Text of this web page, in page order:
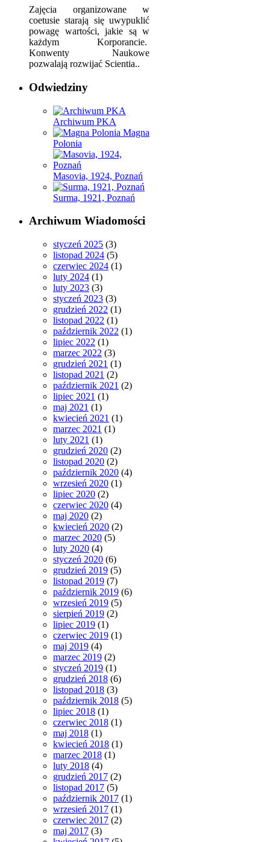
Zajęcia organizowane w
coetusie starają się uwypuklić
powagę wartości, jakie są w
każdym Korporancie.
Konwenty Naukowe
pozwalają rozwijać Scientia..
Odwiedziny
Archiwum PKA
Magna
Polonia
Masovia, 1924, Poznań
Surma, 1921, Poznań
Archiwum Wiadomości
styczeń 2025 (3)
listopad 2024 (5)
czerwiec 2024 (1)
luty 2024 (1)
luty 2023 (3)
styczeń 2023 (3)
grudzień 2022 (1)
listopad 2022 (1)
październik 2022 (1)
lipiec 2022 (1)
marzec 2022 (3)
grudzień 2021 (1)
listopad 2021 (2)
październik 2021 (2)
lipiec 2021 (1)
maj 2021 (1)
kwiecień 2021 (1)
marzec 2021 (1)
luty 2021 (1)
grudzień 2020 (2)
listopad 2020 (2)
październik 2020 (4)
wrzesień 2020 (1)
lipiec 2020 (2)
czerwiec 2020 (4)
maj 2020 (2)
kwiecień 2020 (2)
marzec 2020 (5)
luty 2020 (4)
styczeń 2020 (6)
grudzień 2019 (5)
listopad 2019 (7)
październik 2019 (6)
wrzesień 2019 (5)
sierpień 2019 (2)
lipiec 2019 (1)
czerwiec 2019 (1)
maj 2019 (4)
marzec 2019 (2)
styczeń 2019 (1)
grudzień 2018 (6)
listopad 2018 (3)
październik 2018 (5)
lipiec 2018 (1)
czerwiec 2018 (1)
maj 2018 (1)
kwiecień 2018 (1)
marzec 2018 (1)
luty 2018 (4)
grudzień 2017 (2)
listopad 2017 (5)
październik 2017 (1)
wrzesień 2017 (1)
czerwiec 2017 (2)
maj 2017 (3)